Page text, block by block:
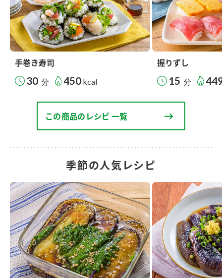
手巻き寿司
30 分 450 kcal
握りずし
15 分
この商品のレシピ 一覧
季節の人気レシピ